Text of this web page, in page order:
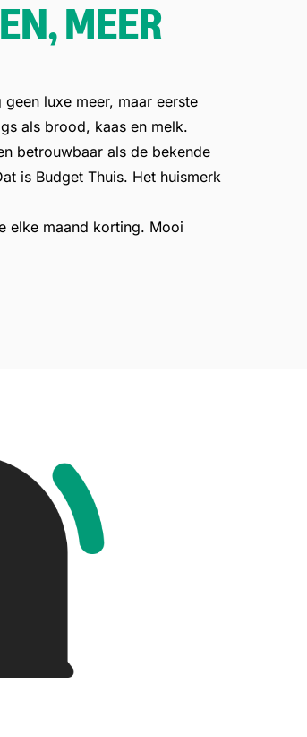
MEER
luxe meer, maar eerste
als brood, kaas en melk.
betrouwbaar als de bekende
is Budget Thuis. Het huismerk
elke maand korting. Mooi